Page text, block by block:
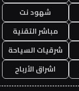
شهود نت
مباشر التقنية
شرقيات السياحة
اشراق الأرباح